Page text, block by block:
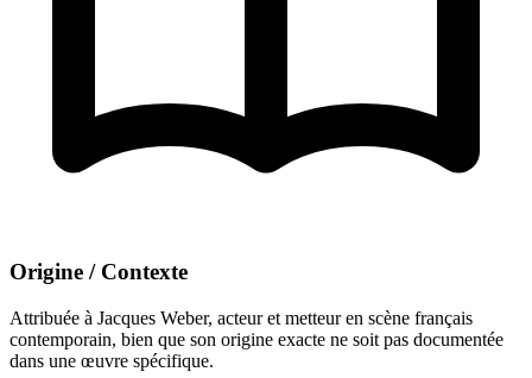
Origine / Contexte
Attribuée à Jacques Weber, acteur et metteur en scène français
contemporain, bien que son origine exacte ne soit pas documentée
dans une œuvre spécifique.